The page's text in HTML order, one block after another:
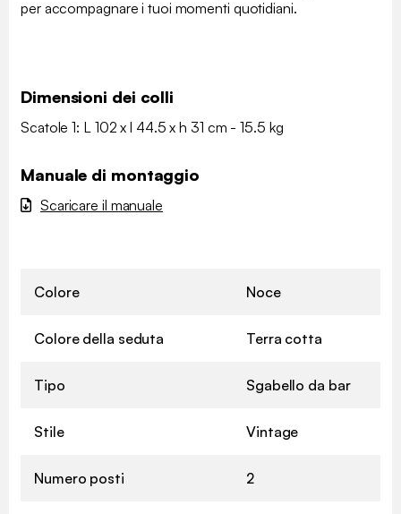
per accompagnare i tuoi momenti quotidiani.
Dimensioni dei colli
Scatole 1: L 102 x l 44.5 x h 31 cm - 15.5 kg
Manuale di montaggio
Scaricare il manuale
Colore Noce
Colore della seduta Terra cotta
Tipo Sgabello da bar
Stile Vintage
Numero posti 2